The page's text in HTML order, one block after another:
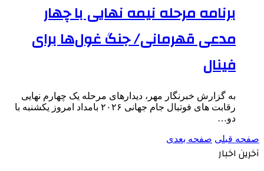
برنامه مرحله نیمه نهایی با چهار
مدعی قهرمانی/ جنگ غول‌ها برای
فینال
به گزارش خبرنگار مهر، دیدارهای مرحله یک چهارم نهایی
رقابت های فوتبال جام جهانی ۲۰۲۶ بامداد امروز یکشنبه با
دو…
صفحه قبلی صفحه بعدی
آخرین اخبار